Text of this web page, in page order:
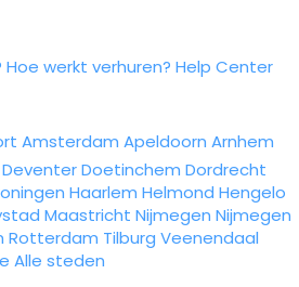
Hoe werkt verhuren? Help Center
Amsterdam Apeldoorn Arnhem
DeventerDoetinchem Dordrecht
Haarlem Helmond Hengelo
Maastricht Nijmegen Nijmegen
Rotterdam Tilburg Veenendaal
Alle steden